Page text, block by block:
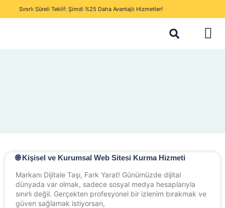
Sınırlı Süreli Teklif: Şimdi %25 Daha Avantajlı Hizmetler!
🌐 Kişisel ve Kurumsal Web Sitesi Kurma Hizmeti
Markanı Dijitale Taşı, Fark Yarat! Günümüzde dijital
dünyada var olmak, sadece sosyal medya hesaplarıyla
sınırlı değil. Gerçekten profesyonel bir izlenim bırakmak ve
güven sağlamak istiyorsan,